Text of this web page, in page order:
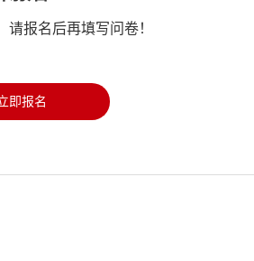
请报名后再填写问卷！
即报名